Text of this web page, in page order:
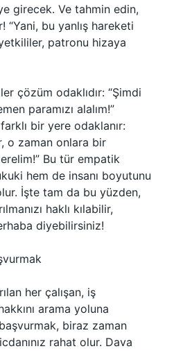
girecek. Ve tahmin edin,
bu yanlış hareketi
patronu hizaya
çözüm odaklıdır: “Şimdi
paramızı alalım!”
bir yere odaklanır:
o zaman onlara bir
Bu tür empatik
hem de insanı boyutunu
İşte tam da bu yüzden,
haklı kılabilir,
diyebilirsiniz!
her çalışan, iş
arama yoluna
biraz zaman
rahat olur. Dava